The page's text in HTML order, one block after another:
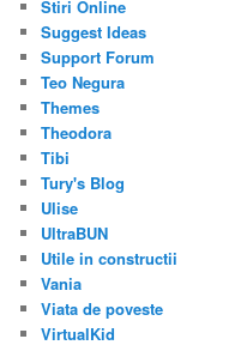
Stiri Online
Suggest Ideas
Support Forum
Teo Negura
Themes
Theodora
Tibi
Tury's Blog
Ulise
UltraBUN
Utile in constructii
Vania
Viata de poveste
VirtualKid